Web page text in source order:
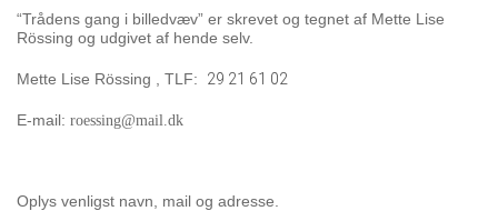
“Trådens gang i billedvæv” er skrevet og tegnet af Mette Lise
Rössing og udgivet af hende selv.
Mette Lise Rössing , TLF: 29 21 61 02
E-mail: roessing@mail.dk
Oplys venligst navn, mail og adresse.